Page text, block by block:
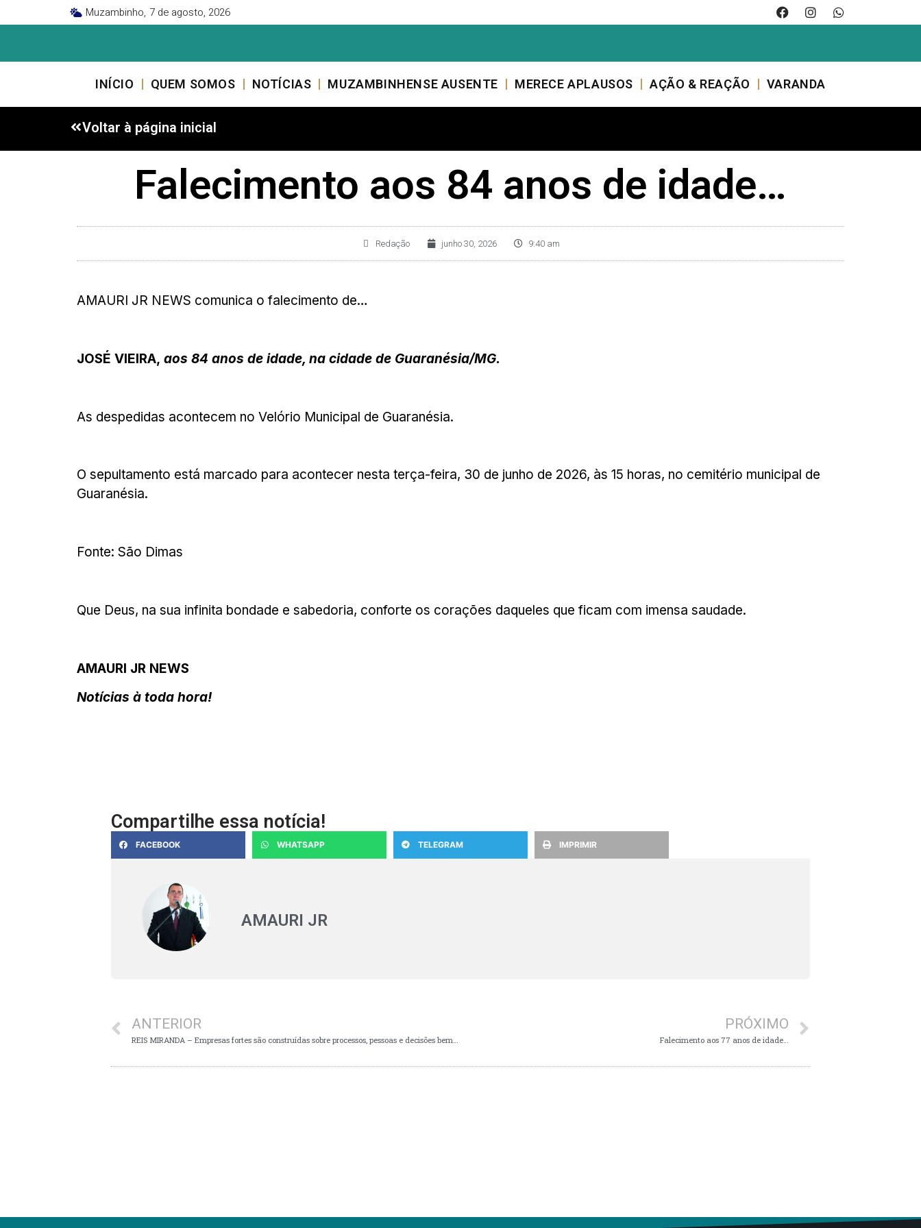
Muzambinho, 7 de agosto, 2026
INÍCIO QUEM SOMOS NOTÍCIAS MUZAMBINHENSE AUSENTE MERECE APLAUSOS AÇÃO & REAÇÃO VARANDA
Voltar à página inicial
Falecimento aos 84 anos de idade…
Redação junho 30, 2026 9:40 am
AMAURI JR NEWS comunica o falecimento de…
JOSÉ VIEIRA, aos 84 anos de idade, na cidade de Guaranésia/MG.
As despedidas acontecem no Velório Municipal de Guaranésia.
O sepultamento está marcado para acontecer nesta terça-feira, 30 de junho de 2026, às 15 horas, no cemitério municipal de
Guaranésia.
Fonte: São Dimas
Que Deus, na sua infinita bondade e sabedoria, conforte os corações daqueles que ficam com imensa saudade.
AMAURI JR NEWS
Notícias à toda hora!
Compartilhe essa notícia!
FACEBOOK WHATSAPP TELEGRAM IMPRIMIR
AMAURI JR
ANTERIOR
REIS MIRANDA – Empresas fortes são construídas sobre processos, pessoas e decisões bem orientadas
PRÓXIMO
Falecimento aos 77 anos de idade…